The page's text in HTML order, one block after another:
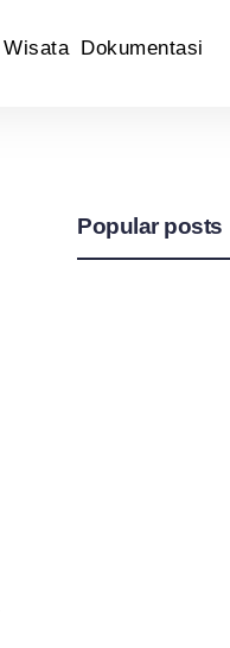
Wisata Dokumentasi
Popular posts